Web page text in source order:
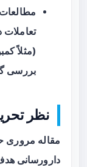
تعاملات
بررسی
نظر
مقاله مروری
دارورسانی